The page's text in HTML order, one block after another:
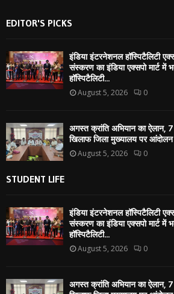
EDITOR'S PICKS
इंडिया इंटरनेशनल हॉस्पिटैलिटी
संस्करण का इंडिया एक्सपो मार्ट में
हॉस्पिटैलिटी...
August 5, 2026 0
अगस्त क्रांति अभियान का ऐलान,
खिलाफ जिला मुख्यालय पर आंदोलन
August 5, 2026 0
STUDENT LIFE
इंडिया इंटरनेशनल हॉस्पिटैलिटी
संस्करण का इंडिया एक्सपो मार्ट में
हॉस्पिटैलिटी...
August 5, 2026 0
अगस्त क्रांति अभियान का ऐलान,